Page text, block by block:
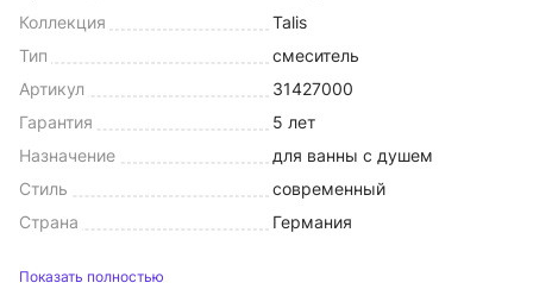
Коллекция
Talis
Тип
смеситель
Артикул
31427000
Гарантия
5 лет
Назначение
для ванны с душем
Стиль
современный
Страна
Германия
Показать полностью